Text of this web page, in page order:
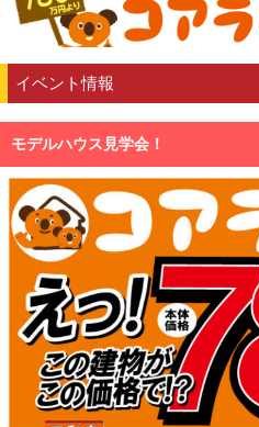
イベント情報
モデルハウス見学会！